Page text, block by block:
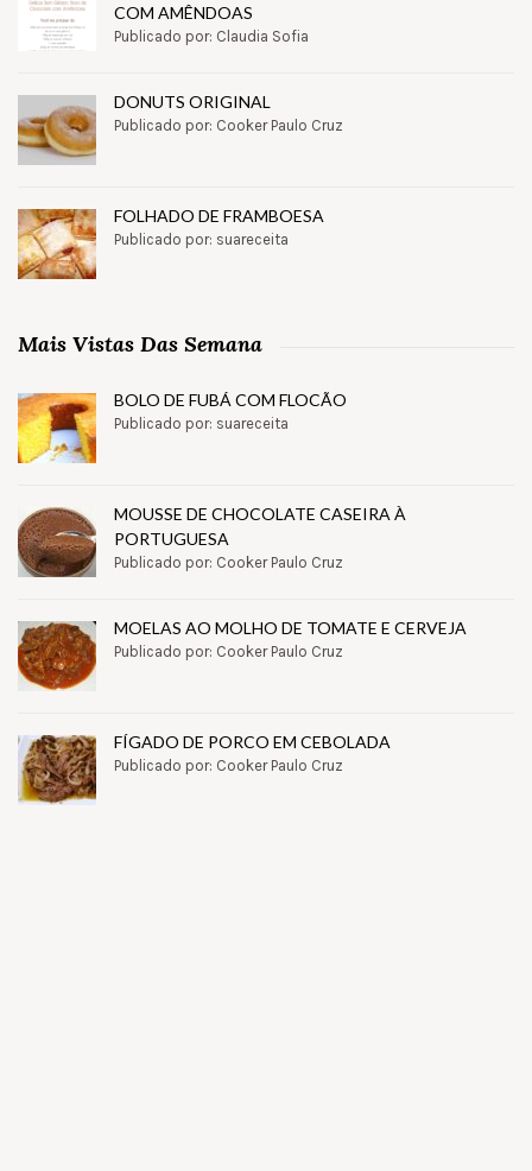
COM AMÊNDOAS
Publicado por: Claudia Sofia
DONUTS ORIGINAL
Publicado por: Cooker Paulo Cruz
FOLHADO DE FRAMBOESA
Publicado por: suareceita
Mais Vistas Das Semana
BOLO DE FUBÁ COM FLOCÃO
Publicado por: suareceita
MOUSSE DE CHOCOLATE CASEIRA À
PORTUGUESA
Publicado por: Cooker Paulo Cruz
MOELAS AO MOLHO DE TOMATE E CERVEJA
Publicado por: Cooker Paulo Cruz
FÍGADO DE PORCO EM CEBOLADA
Publicado por: Cooker Paulo Cruz